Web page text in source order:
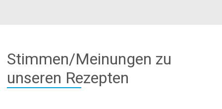
Stimmen/Meinungen zu
unseren Rezepten